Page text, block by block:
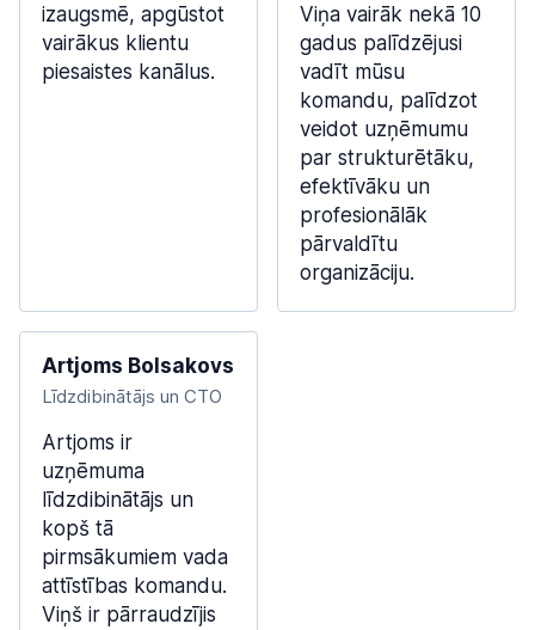
izaugsmē, apgūstot
vairākus klientu
piesaistes kanālus.
Viņa vairāk nekā 10
gadus palīdzējusi
vadīt mūsu
komandu, palīdzot
veidot uzņēmumu
par strukturētāku,
efektīvāku un
profesionālāk
pārvaldītu
organizāciju.
Artjoms Bolsakovs
Līdzdibinātājs un CTO
Artjoms ir
uzņēmuma
līdzdibinātājs un
kopš tā
pirmsākumiem vada
attīstības komandu.
Viņš ir pārraudzījis